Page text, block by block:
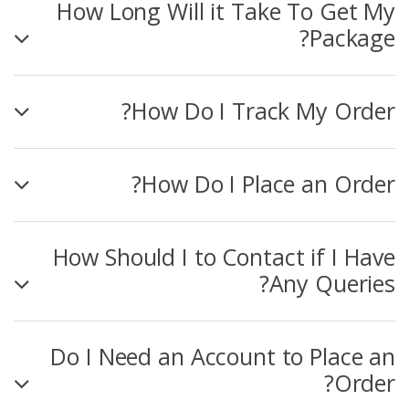
How Long Will it Take To Get My
Package?
How Do I Track My Order?
How Do I Place an Order?
How Should I to Contact if I Have
Any Queries?
Do I Need an Account to Place an
Order?